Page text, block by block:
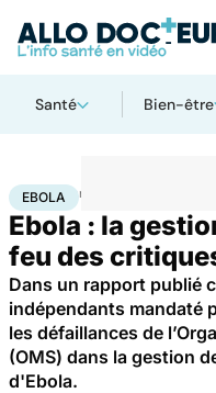
Santé Bien-être
Accueil Santé
EBOLA
Ebola : la
feu des
Dans un rapport publié
indépendants mandaté
les défaillances de
(OMS) dans la gestion
d'Ebola.